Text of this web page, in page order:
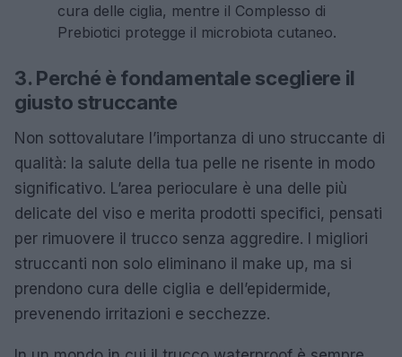
cura delle ciglia, mentre il Complesso di
Prebiotici protegge il microbiota cutaneo.
3. Perché è fondamentale scegliere il
giusto struccante
Non sottovalutare l’importanza di uno struccante di
qualità: la salute della tua pelle ne risente in modo
significativo. L’area perioculare è una delle più
delicate del viso e merita prodotti specifici, pensati
per rimuovere il trucco senza aggredire. I migliori
struccanti non solo eliminano il make up, ma si
prendono cura delle ciglia e dell’epidermide,
prevenendo irritazioni e secchezze.